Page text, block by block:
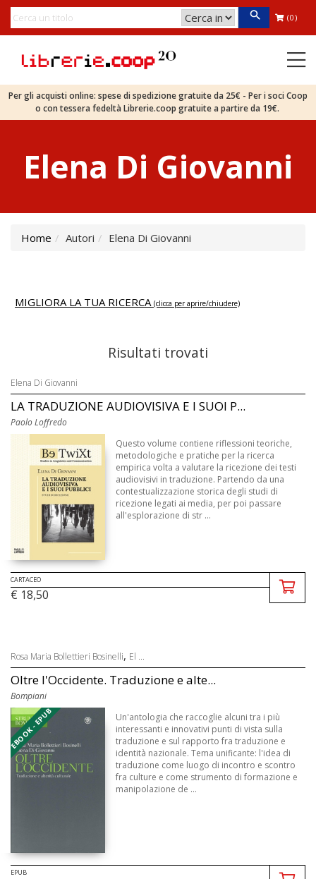
(0)
Per gli acquisti online: spese di spedizione gratuite da 25€ - Per i soci Coop
o con tessera fedeltà Librerie.coop gratuite a partire da 19€.
Elena Di Giovanni
Home Autori Elena Di Giovanni
MIGLIORA LA TUA RICERCA (clicca per aprire/chiudere)
Risultati trovati
Elena Di Giovanni
LA TRADUZIONE AUDIOVISIVA E I SUOI P...
Paolo Loffredo
Questo volume contiene riflessioni teoriche,
metodologiche e pratiche per la ricerca
empirica volta a valutare la ricezione dei testi
audiovisivi in traduzione. Partendo da una
contestualizzazione storica degli studi di
ricezione legati ai media, per poi passare
all'esplorazione di str ...
CARTACEO
€ 18,50
Rosa Maria Bollettieri Bosinelli, El ...
Oltre l'Occidente. Traduzione e alte...
Bompiani
EBOOK - EPUB
Un'antologia che raccoglie alcuni tra i più
interessanti e innovativi punti di vista sulla
traduzione e sul rapporto fra traduzione e
identità nazionale. Tema unificante: l'idea di
traduzione come luogo di incontro e scontro
fra culture e come strumento di formazione e
manipolazione de ...
EPUB